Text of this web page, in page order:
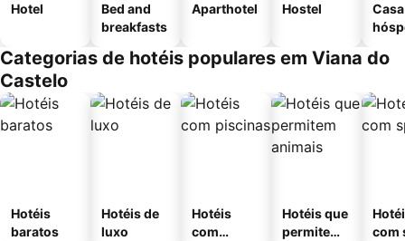
Hotel
Bed and
breakfasts
Aparthotel Hostel
Categorias de hotéis populares em Viana do
Castelo
Hotéis
baratos
Hotéis de
luxo
Hotéis
com
Hotéis que
permitem
com